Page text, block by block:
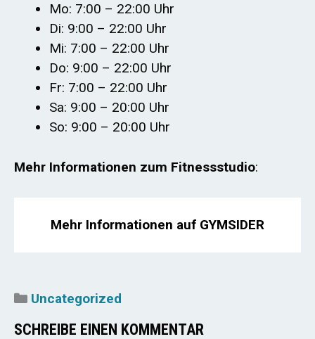
Mo: 7:00 – 22:00 Uhr
Di: 9:00 – 22:00 Uhr
Mi: 7:00 – 22:00 Uhr
Do: 9:00 – 22:00 Uhr
Fr: 7:00 – 22:00 Uhr
Sa: 9:00 – 20:00 Uhr
So: 9:00 – 20:00 Uhr
Mehr Informationen zum Fitnessstudio:
Mehr Informationen auf GYMSIDER
Kategorien
Uncategorized
SCHREIBE EINEN KOMMENTAR